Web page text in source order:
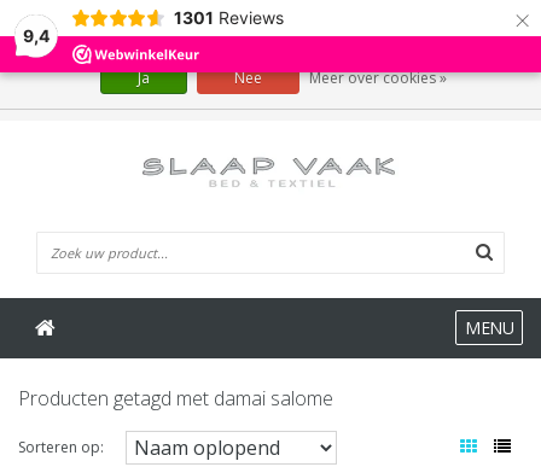
9,4
1301 Reviews ×
MENU
Producten getagd met damai salome
Sorteren op:
Wij slaan cookies op om onze website te verbeteren. Is dat akkoord?
Ja Nee Meer over cookies »